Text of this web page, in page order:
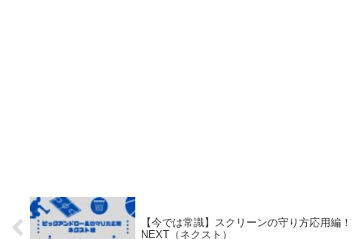
【今では常識】スクリーンの守り方応用編！
NEXT（ネクスト）